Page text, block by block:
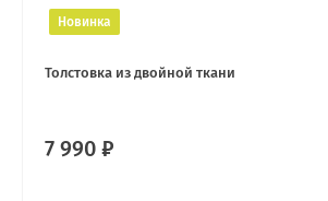
Новинка
Толстовка из двойной ткани
7 990 ₽